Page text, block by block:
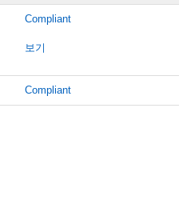
Compliant
보기
Compliant